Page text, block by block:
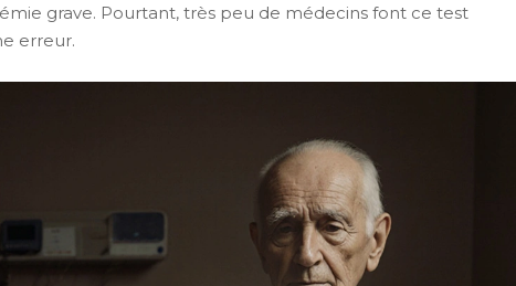
grave. Pourtant, très peu de médecins font ce test
erreur.